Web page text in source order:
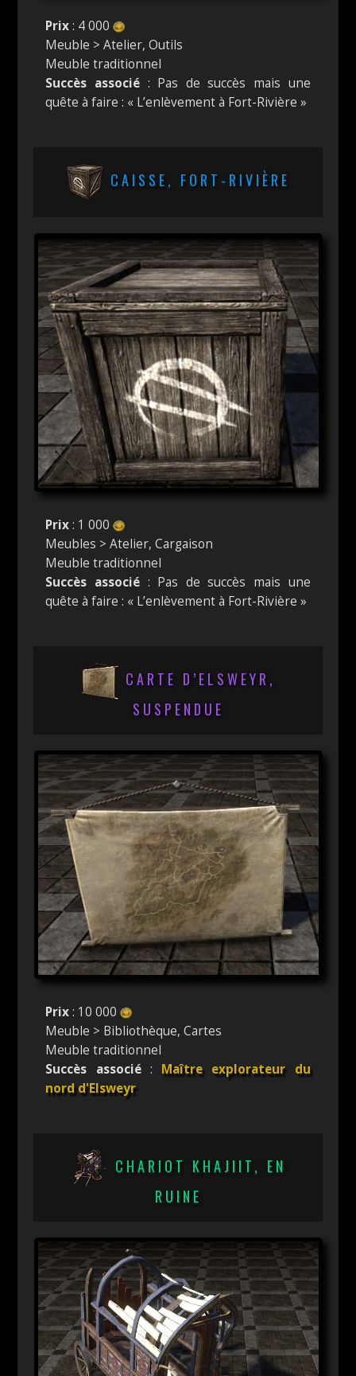
Prix: 4 000
Meuble > Atelier, Outils
Meuble traditionnel
Succès associé : Pas de succès mais une
quête à faire : « L’enlèvement à Fort-Rivière »
CAISSE, FORT-RIVIÈRE
Prix: 1 000
Meubles > Atelier, Cargaison
Meuble traditionnel
Succès associé : Pas de succès mais une
quête à faire : « L’enlèvement à Fort-Rivière »
CARTE D’ELSWEYR,
SUSPENDUE
Prix: 10 000
Meuble > Bibliothèque, Cartes
Meuble traditionnel
Succès associé: Maître explorateur du
nord d'Elsweyr
CHARIOT KHAJIIT, EN
RUINE